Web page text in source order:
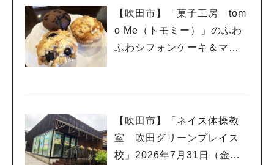
【吹田市】「菓子工房 tom
o Me（トモミー）」のふわ
ふわシフォンケーキ＆マフ
【吹田市】「ネイス体操教
室 吹田グリーンプレイス
校」2026年7月31日（金）